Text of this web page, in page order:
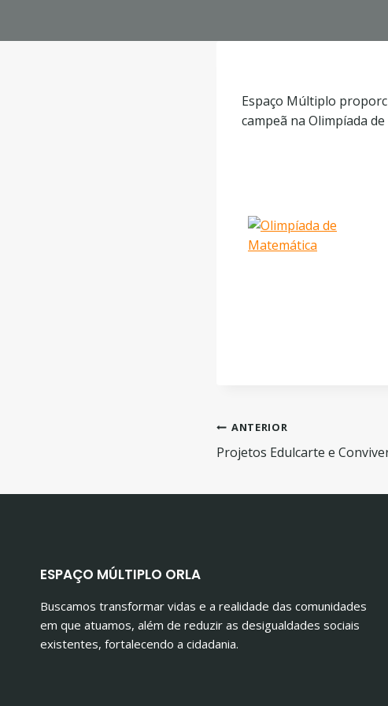
Espaço Múltiplo
campeã na Olimpíada
de
ANTERIOR
Projetos Edulcarte e
ESPAÇO MÚLTIPLO ORLA
Buscamos transformar vidas e a realidade das comunidades
em que atuamos, além de reduzir as desigualdades sociais
existentes, fortalecendo a cidadania.